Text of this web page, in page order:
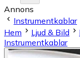
Annons
Instrumentkablar
Hem
Ljud & Bild
Instrumentkablar